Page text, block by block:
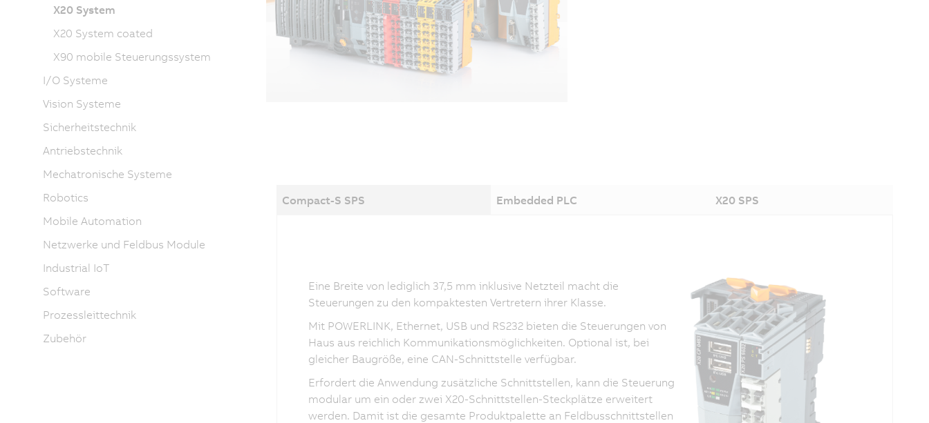
Compact-S SPS Embedded PLC X20 SPS
Eine Breite von lediglich 37,5 mm inklusive Netzteil macht die
Steuerungen zu den kompaktesten Vertretern ihrer Klasse.
Mit POWERLINK, Ethernet, USB und RS232 bieten die Steuerungen von
Haus aus reichlich Kommunikationsmöglichkeiten. Optional ist, bei
gleicher Baugröße, eine CAN-Schnittstelle verfügbar.
Erfordert die Anwendung zusätzliche Schnittstellen, kann die Steuerung
modular um ein oder zwei X20-Schnittstellen-Steckplätze erweitert
werden. Damit ist die gesamte Produktpalette an Feldbusschnittstellen
X20 System
X20 System coated
X90 mobile Steuerungssystem
I/O Systeme
Vision Systeme
Sicherheitstechnik
Antriebstechnik
Mechatronische Systeme
Robotics
Mobile Automation
Netzwerke und Feldbus Module
Industrial IoT
Software
Prozessleittechnik
Zubehör